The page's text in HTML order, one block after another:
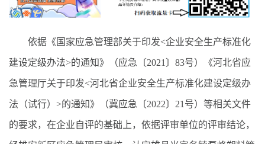
依据《国家应急管理部关于印发<企业安全生产标准化
建设定级办法>的通知》（应急〔2021〕83号）《河北省应
急管理厅关于印发<河北省企业安全生产标准化建设定级办
法（试行）>的通知》（冀应急〔2022〕21号）等相关文件
的要求，在企业自评的基础上，依据评审单位的评审结论，